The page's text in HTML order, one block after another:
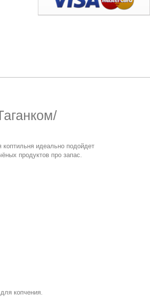
идеально подойдет
продуктов про запас.
копчения.